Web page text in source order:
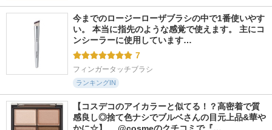
今までのロージーローザブラシの中で1番使いやす
い。 本当に指先のような感覚で使えます。 主にコ
ンシーラーに使用しています…
7
フィンガータッチブラシ
ランキングIN
【コスデコのアイカラーと似てる！？高密着で質
感良し◎捨て色ナシでブルベさんの目元上品&華や